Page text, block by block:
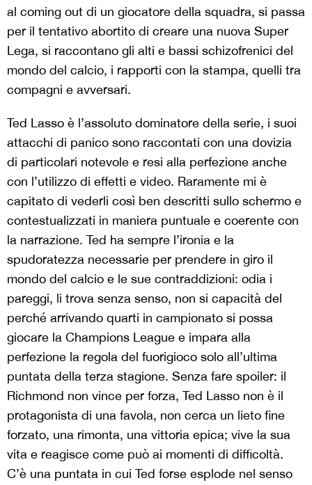
al coming out di un giocatore della squadra, si passa
per il tentativo abortito di creare una nuova Super
Lega, si raccontano gli alti e bassi schizofrenici del
mondo del calcio, i rapporti con la stampa, quelli tra
compagni e avversari.
Ted Lasso è l’assoluto dominatore della serie, i suoi
attacchi di panico sono raccontati con una dovizia
di particolari notevole e resi alla perfezione anche
con l’utilizzo di effetti e video. Raramente mi è
capitato di vederli così ben descritti sullo schermo e
contestualizzati in maniera puntuale e coerente con
la narrazione. Ted ha sempre l’ironia e la
spudoratezza necessarie per prendere in giro il
mondo del calcio e le sue contraddizioni: odia i
pareggi, li trova senza senso, non si capacità del
perché arrivando quarti in campionato si possa
giocare la Champions League e impara alla
perfezione la regola del fuorigioco solo all’ultima
puntata della terza stagione. Senza fare spoiler: il
Richmond non vince per forza, Ted Lasso non è il
protagonista di una favola, non cerca un lieto fine
forzato, una rimonta, una vittoria epica; vive la sua
vita e reagisce come può ai momenti di difficoltà.
C’è una puntata in cui Ted forse esplode nel senso